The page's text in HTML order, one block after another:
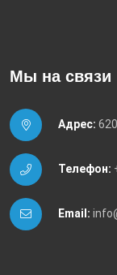
Мы на связи
Адрес:
Телефон:
Email: